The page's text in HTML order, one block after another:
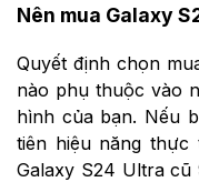
Nên mua Galaxy
Quyết định chọn
nào phụ thuộc vào
hình của bạn. Nếu
tiên hiệu năng
Galaxy S24 Ultra